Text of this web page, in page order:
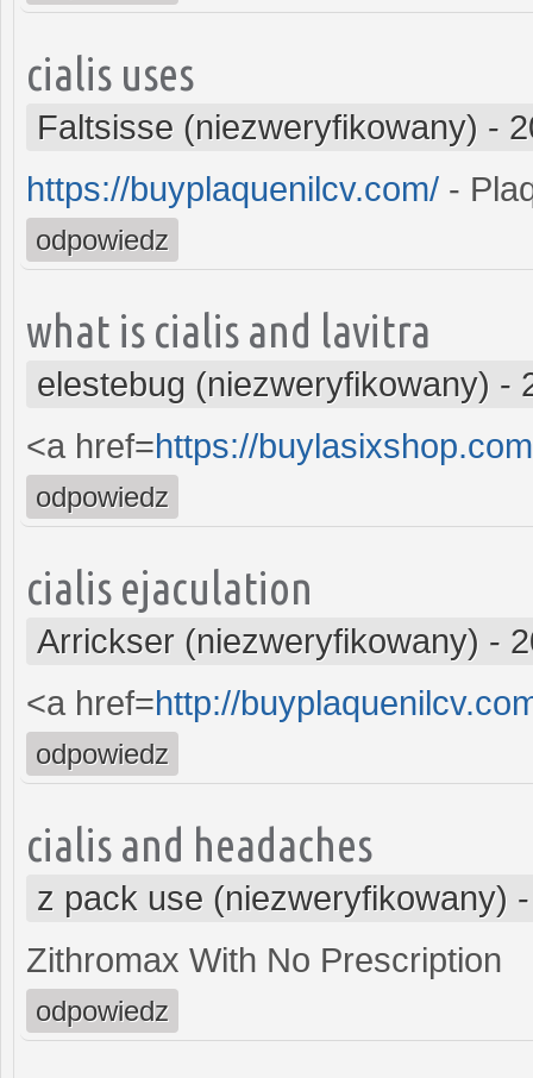
cialis uses
Faltsisse (niezweryfikowany) -
https://buyplaquenilcv.com/ -
odpowiedz
what is cialis and lavitra
elestebug (niezweryfikowany) -
<a href=https://
odpowiedz
cialis ejaculation
Arrickser (niezweryfikowany) -
<a href=http://
odpowiedz
cialis and headaches
z pack use (niezweryfikowany)
Zithromax With No Prescription
odpowiedz